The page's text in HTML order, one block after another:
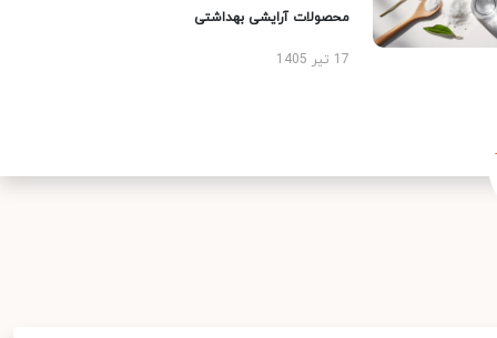
محصولات آرایشی بهداشتی
17 تیر 1405